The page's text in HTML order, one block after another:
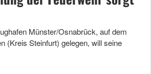
Münster/Osnabrück, auf dem
(Kreis Steinfurt) gelegen, will seine